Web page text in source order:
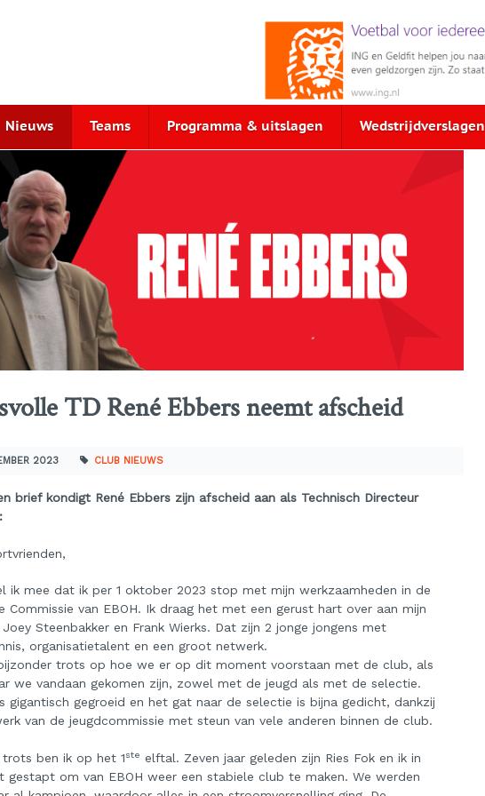
Nieuws Teams Programma & uitslagen Wedstrijdverslagen
TD René Ebbers neemt afscheid
2023 CLUB NIEUWS
brief kondigt René Ebbers zijn afscheid aan als Technisch Directeur
ik mee dat ik per 1 oktober 2023 stop met mijn werkzaamheden in de
Commissie van EBOH. Ik draag het met een gerust hart over aan mijn
Steenbakker en Frank Wierks. Dat zijn 2 jonge jongens met
organisatietalent en een groot netwerk.
trots op hoe we er op dit moment voorstaan met de club, als
we vandaan gekomen zijn, zowel met de jeugd als met de selectie.
gigantisch gegroeid en het gat naar de selectie is bijna gedicht, dankzij
van de jeugdcommissie met steun van vele anderen binnen de club.
ben ik op het 1ste elftal. Zeven jaar geleden zijn Ries Fok en ik in
gestapt om van EBOH weer een stabiele club te maken. We werden